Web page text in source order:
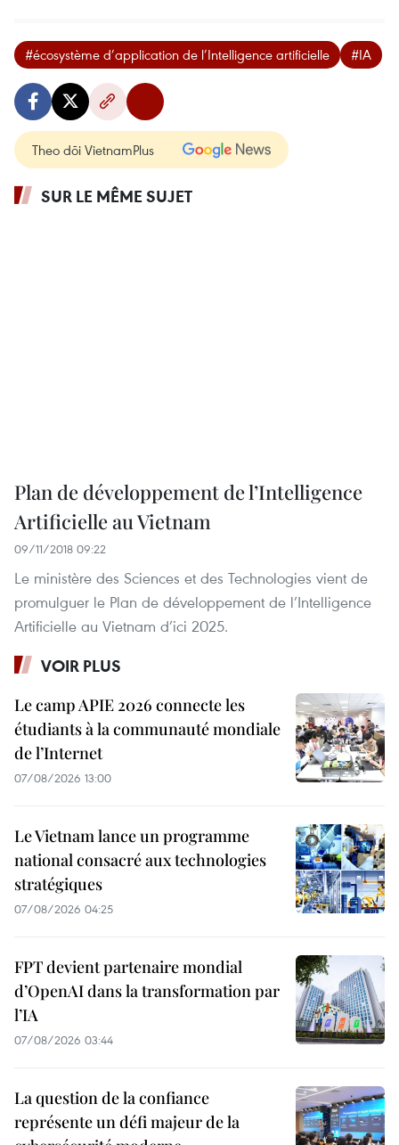
#écosystème d’application de l’Intelligence artificielle #IA
Theo dõi VietnamPlus
SUR LE MÊME SUJET
​Plan de développement de l’Intelligence
Artificielle au Vietnam
09/11/2018 09:22
Le ministère des Sciences et des Technologies vient de
promulguer le Plan de développement de l’Intelligence
Artificielle au Vietnam d’ici 2025.
VOIR PLUS
Le camp APIE 2026 connecte les
étudiants à la communauté mondiale
de l’Internet
07/08/2026 13:00
Le Vietnam lance un programme
national consacré aux technologies
stratégiques
07/08/2026 04:25
FPT devient partenaire mondial
d’OpenAI dans la transformation par
l’IA
07/08/2026 03:44
La question de la confiance
représente un défi majeur de la